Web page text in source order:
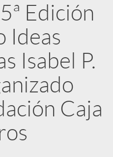
Edición
Ideas
Isabel P.
Caja